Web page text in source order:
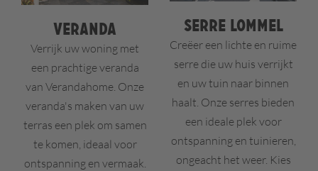
Veranda
Verrijk uw woning met
een prachtige veranda
van Verandahome. Onze
veranda's maken van uw
terras een plek om samen
te komen, ideaal voor
ontspanning en vermaak.
Serre Lommel
Creëer een lichte en ruime
serre die uw huis verrijkt
en uw tuin naar binnen
haalt. Onze serres bieden
een ideale plek voor
ontspanning en tuinieren,
ongeacht het weer. Kies